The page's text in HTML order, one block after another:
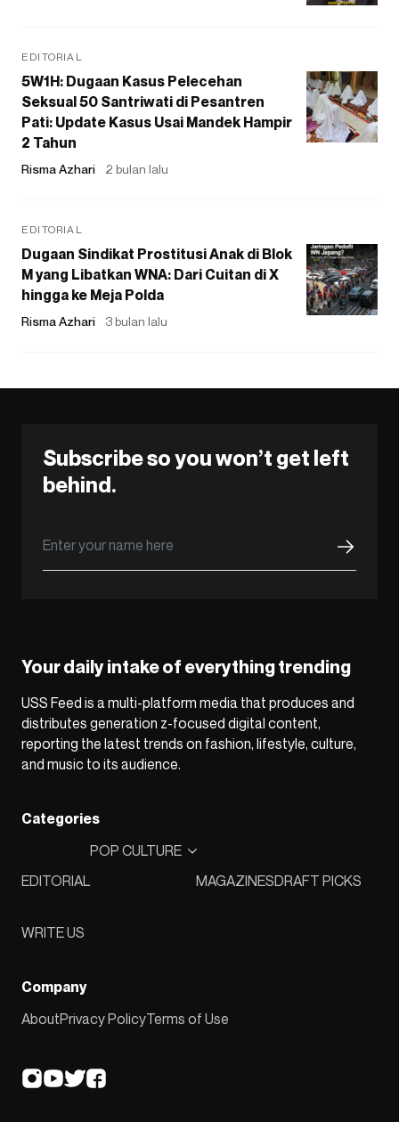
EDITORIAL
5W1H: Dugaan Kasus Pelecehan
Seksual 50 Santriwati di Pesantren
Pati: Update Kasus Usai Mandek Hampir
2 Tahun
Risma Azhari 2 bulan lalu
EDITORIAL
Dugaan Sindikat Prostitusi Anak di Blok
M yang Libatkan WNA: Dari Cuitan di X
hingga ke Meja Polda
Risma Azhari 3 bulan lalu
Subscribe so you won’t get left
behind.
Your daily intake of everything trending
USS Feed is a multi-platform media that produces and
distributes generation z-focused digital content,
reporting the latest trends on fashion, lifestyle, culture,
and music to its audience.
Categories
EDITORIAL
POP CULTURE
MAGAZINESDRAFT PICKS
WRITE US
Company
AboutPrivacy PolicyTerms of Use